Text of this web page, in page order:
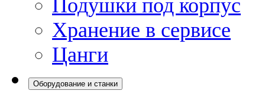
Подушки под корпус
Хранение в сервисе
Цанги
Оборудование и станки